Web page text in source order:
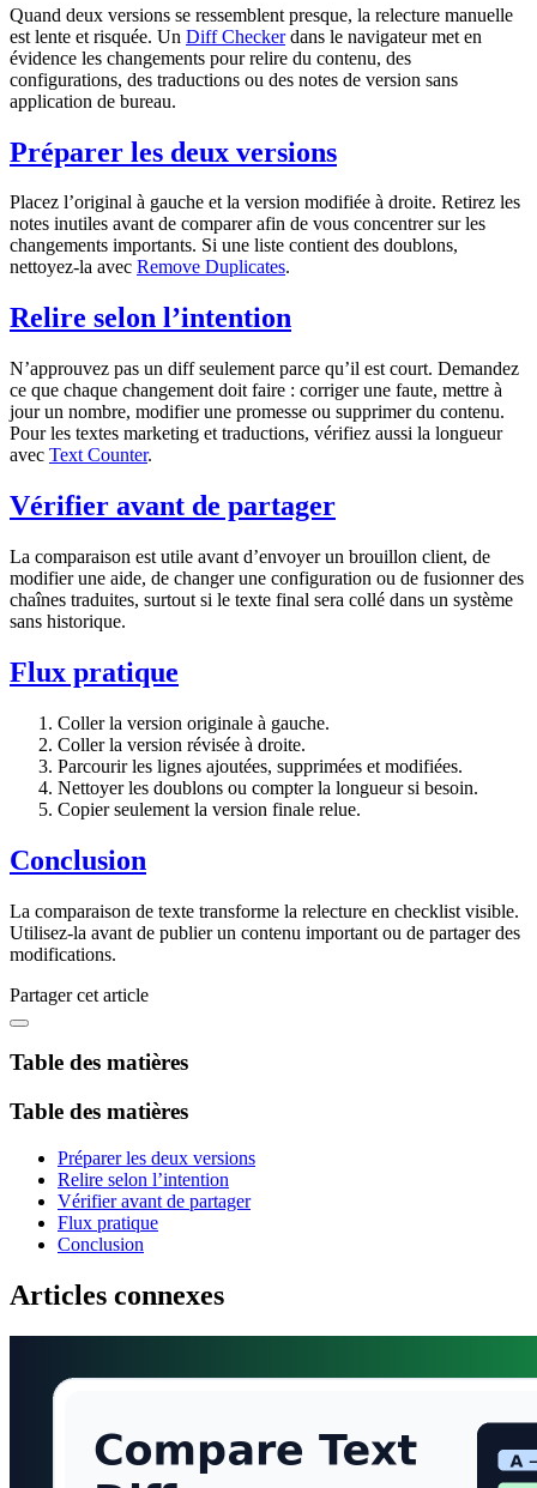
Quand deux versions se ressemblent presque, la relecture manuelle
est lente et risquée. Un Diff Checkerdans le navigateur met en
évidence les changements pour relire du contenu, des
configurations, des traductions ou des notes de version sans
application de bureau.
Préparer les deux versions
Placez l’original à gauche et la version modifiée à droite. Retirez les
notes inutiles avant de comparer afin de vous concentrer sur les
changements importants. Si une liste contient des doublons,
nettoyez-la avec Remove Duplicates.
Relire selon l’intention
N’approuvez pas un diff seulement parce qu’il est court. Demandez
ce que chaque changement doit faire : corriger une faute, mettre à
jour un nombre, modifier une promesse ou supprimer du contenu.
Pour les textes marketing et traductions, vérifiez aussi la longueur
avec Text Counter.
Vérifier avant de partager
La comparaison est utile avant d’envoyer un brouillon client, de
modifier une aide, de changer une configuration ou de fusionner des
chaînes traduites, surtout si le texte final sera collé dans un système
sans historique.
Flux pratique
Coller la version originale à gauche.
Coller la version révisée à droite.
Parcourir les lignes ajoutées, supprimées et modifiées.
Nettoyer les doublons ou compter la longueur si besoin.
Copier seulement la version finale relue.
Conclusion
La comparaison de texte transforme la relecture en checklist visible.
Utilisez-la avant de publier un contenu important ou de partager des
modifications.
Partager cet article
Table des matières
Table des matières
Préparer les deux versions
Relire selon l’intention
Vérifier avant de partager
Flux pratique
Conclusion
Articles connexes